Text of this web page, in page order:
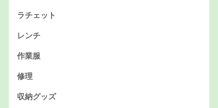
ラチェット
レンチ
作業服
修理
収納グッズ